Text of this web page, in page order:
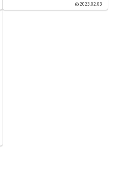
自動車を落札してしまいました。
2023.02.03